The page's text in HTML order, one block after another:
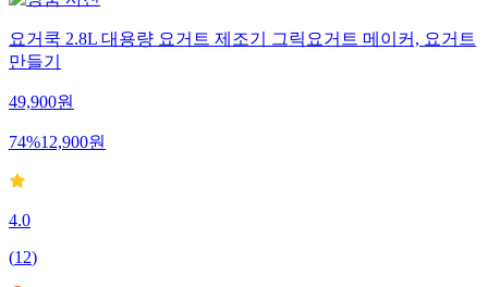
요거쿡 2.8L 대용량 요거트 제조기 그릭요거트 메이커, 요거트
만들기
49,900원
74%12,900원
4.0
(12)